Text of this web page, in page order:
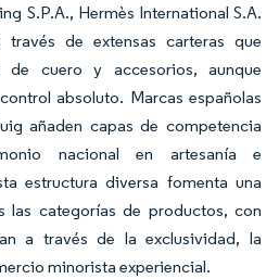
S.P.A., Hermès International S.A.
de extensas carteras que
de cuero y accesorios, aunque
absoluto. Marcas españolas
añaden capas de competencia
nacional en artesanía e
estructura diversa fomenta una
las categorías de productos, con
a través de la exclusividad, la
minorista experiencial.